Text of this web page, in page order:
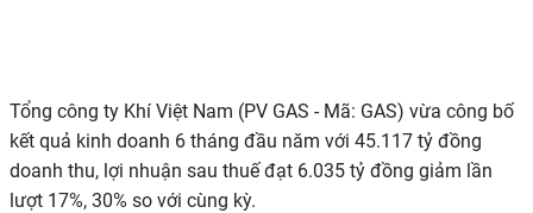
Tổng công ty Khí Việt Nam (PV GAS - Mã: GAS) vừa công bố
kết quả kinh doanh 6 tháng đầu năm với 45.117 tỷ đồng
doanh thu, lợi nhuận sau thuếđạt 6.035 tỷ đồng giảm lần
lượt 17%, 30% so với cùng kỳ.